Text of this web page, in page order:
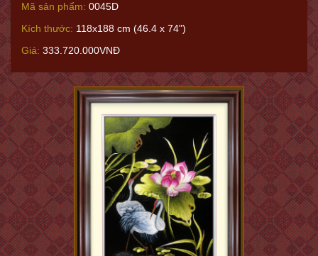
Mã sản phẩm: 0045D
Kích thước: 118x188 cm (46.4 x 74")
Giá: 333.720.000VNĐ